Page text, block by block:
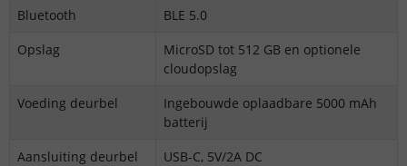
Bluetooth
BLE 5.0
Opslag
MicroSD tot 512 GB en optionele
cloudopslag
Voeding deurbel
Ingebouwde oplaadbare 5000 mAh
batterij
Aansluiting deurbel
USB-C, 5V/2A DC